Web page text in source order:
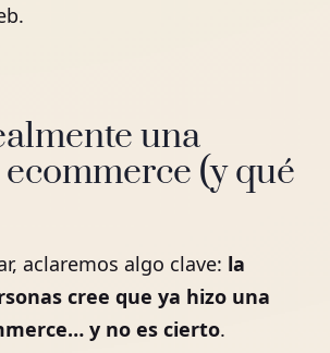
una
(y qué
aclaremos algo clave: la
cree que ya hizo una
y no es cierto.